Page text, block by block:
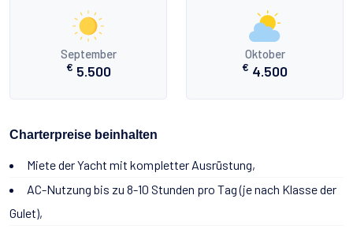
September
€ 5.500
Oktober
€ 4.500
Charterpreise beinhalten
Miete der Yacht mit kompletter Ausrüstung,
AC-Nutzung bis zu 8-10 Stunden pro Tag (je nach Klasse der
Gulet),